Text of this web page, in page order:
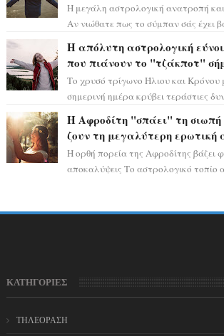
Η μεγάλη αστρολογική ανατροπή
Αν νιώθατε πως το σύμπαν σάς έχει
Η απόλυτη αστρολογική
που πιάνουν το "τζάκποτ"
Το χρυσό τρίγωνο Ήλιου και Κρόνου
σημερινή ημέρα κρύβει τεράστιες
Η Αφροδίτη "σπάει" τη
ζουν τη μεγαλύτερη ερωτική
Η ορθή πορεία της Αφροδίτης βάζει
αποκαλύψεις Το αστρολογικό τοπίο
ΚΑΤΗΓΟΡΙΕΣ
ΤΗΛΕΟΡΑΣΗ